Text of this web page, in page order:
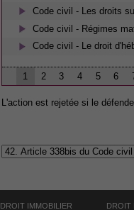
Code civil - Les droits
Code civil - Régimes
Code civil - Le droit
1 2 3 4 5 6
L'action est rejetée si le
DROIT IMMOBILIER DROIT